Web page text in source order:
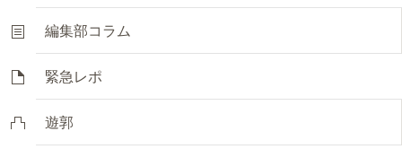
編集部コラム
緊急レポ
遊郭